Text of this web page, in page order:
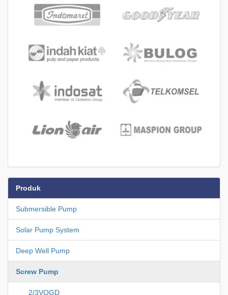
Produk
Submersible Pump
Solar Pump System
Deep Well Pump
Screw Pump
2/3VQGD